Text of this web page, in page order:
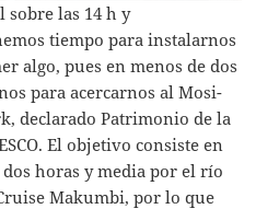
sobre las 14 h y
tiempo para instalarnos
algo, pues en menos de dos
para acercarnos al Mosi-
declarado Patrimonio de la
El objetivo consiste en
horas y media por el río
Makumbi, por lo que